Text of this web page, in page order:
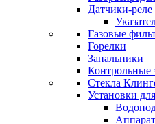
Датчики-реле
Газовые
Горелки
Запальники
Контрольные
Стекла
Установки